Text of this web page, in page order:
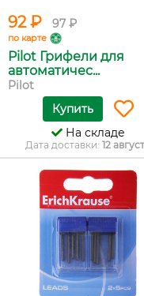
92 ₽ 97 ₽
по карте
Pilot Грифели для
автоматичес...
Pilot
Купить
На складе
Дата доставки: 12